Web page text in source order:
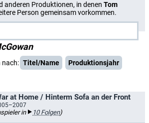
anderen Produktionen, in denen Tom
Person gemeinsam vorkommen.
nach: Titel/Name
Produktionsjahr
at Home / Hinterm Sofa an der Front
in 10 Folgen)